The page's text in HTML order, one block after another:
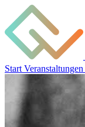
Start Veranstaltungen